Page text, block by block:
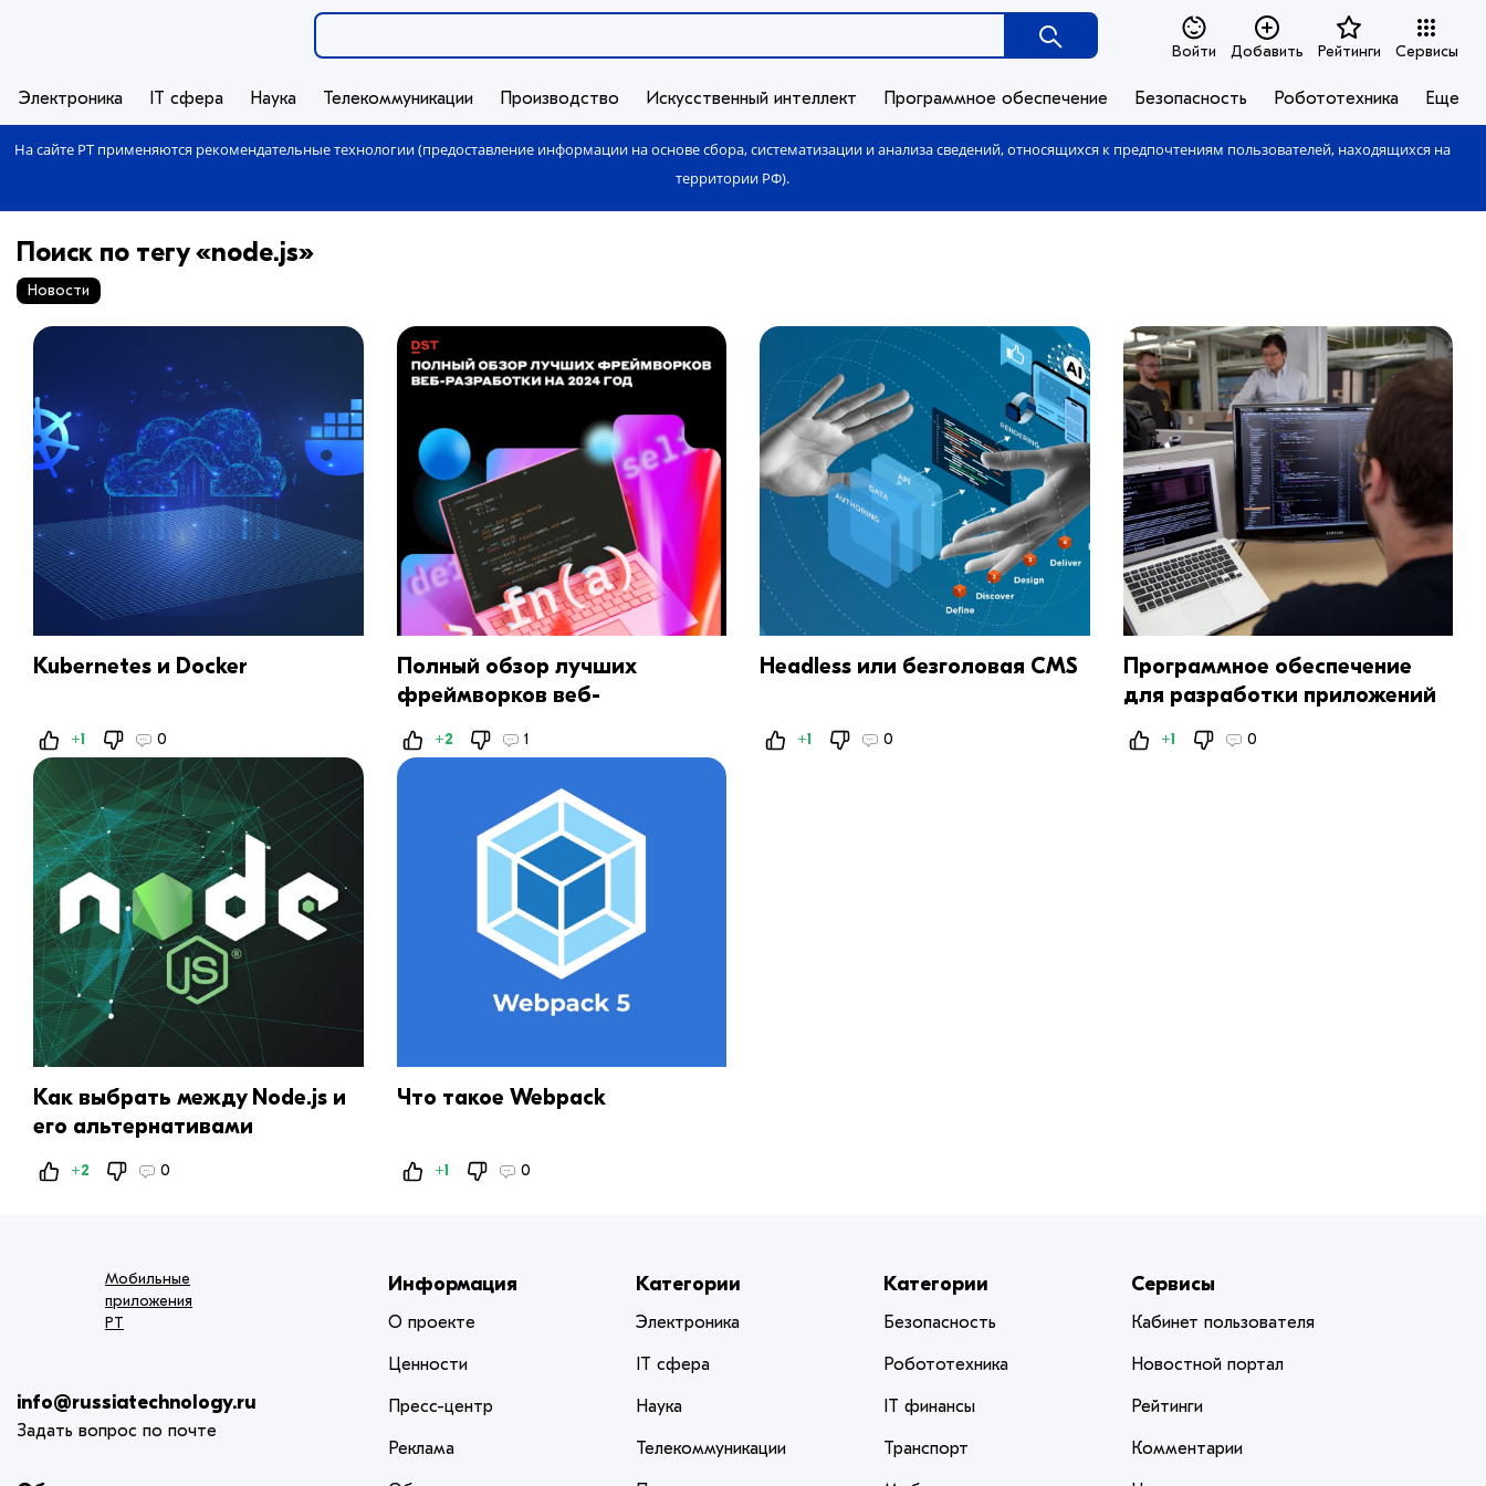
Войти Добавить Рейтинги Сервисы
Электроника IT сфера Наука Телекоммуникации Производство Искусственный интеллект Программное обеспечение Безопасность Робототехника Еще
На сайте РТ применяются рекомендательные технологии (предоставление информации на основе сбора, систематизации и анализа сведений, относящихся к предпочтениям пользователей, находящихся на
территории РФ).
Поиск по тегу «node.js»
Новости
​Kubernetes и Docker
+1 0
Полный обзор лучших
фреймворков веб-
разработки на 2024 год
+2 1
Headless или безголовая CMS
+1 0
Программное обеспечение
для разработки приложений
+1 0
Как выбрать между Node.js и
его альтернативами
+2 0
Что такое Webpack
+1 0
Мобильные
приложения
РТ
info@russiatechnology.ru
Задать вопрос по почте
Информация
О проекте
Ценности
Пресс-центр
Реклама
Категории
Электроника
IT сфера
Наука
Телекоммуникации
Категории
Безопасность
Робототехника
IT финансы
Транспорт
Сервисы
Кабинет пользователя
Новостной портал
Рейтинги
Комментарии